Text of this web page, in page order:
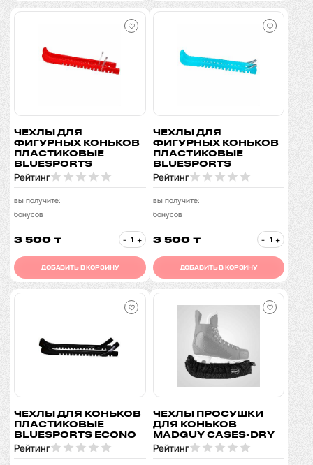
ЧЕХЛЫ ДЛЯ
ФИГУРНЫХ КОНЬКОВ
ПЛАСТИКОВЫЕ
BLUESPORTS
Рейтинг
вы получите:
бонусов
3 500 ₸ - +
ДОБАВИТЬ В КОРЗИНУ
ЧЕХЛЫ ДЛЯ
ФИГУРНЫХ КОНЬКОВ
ПЛАСТИКОВЫЕ
BLUESPORTS
Рейтинг
вы получите:
бонусов
3 500 ₸ - +
ДОБАВИТЬ В КОРЗИНУ
ЧЕХЛЫ ДЛЯ КОНЬКОВ
ПЛАСТИКОВЫЕ
BLUESPORTS ECONO
Рейтинг
ЧЕХЛЫ ПРОСУШКИ
ДЛЯ КОНЬКОВ
MADGUY CASES-DRY
Рейтинг